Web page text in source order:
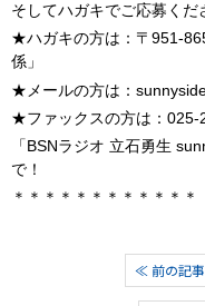
そしてハガキでご応募くだ
★ハガキの方は：〒951-
係」
★メールの方は：
★ファックスの方は：025-
「BSNラジオ 立石勇生
で！
＊＊＊＊＊＊＊＊＊＊＊＊
≪ 前の記事